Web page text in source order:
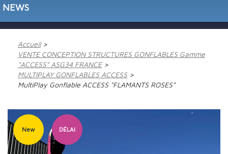
NEWS
Accueil
VENTE CONCEPTION STRUCTURES GONFLABLES Gamme
"ACCESS" ASG34 FRANCE
MULTIPLAY GONFLABLES ACCESS
MultiPlay Gonflable ACCESS "FLAMANTS ROSES"
New DÉLAI